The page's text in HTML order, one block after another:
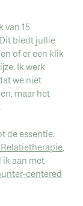
van 15
biedt jullie
of er een klik
Ik werk
we niet
maar het
de essentie.
,
ik aan met
centered